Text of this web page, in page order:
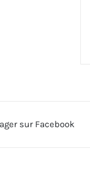
sur Facebook